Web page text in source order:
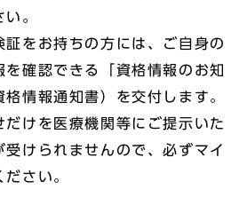
。
をお持ちの方には、ご自身の
確認できる「資格情報のお知
情報通知書）を交付します。
だけを医療機関等にご提示いた
受けられませんので、必ずマイ
さい。